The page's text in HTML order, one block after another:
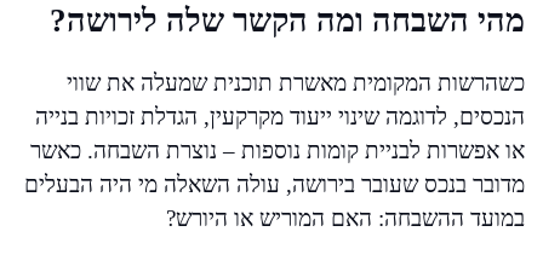
מהי השבחה ומה הקשר שלה לירושה?
כשהרשות המקומית מאשרת תוכנית שמעלה את שווי
הנכסים, לדוגמה שינוי ייעוד מקרקעין, הגדלת זכויות בנייה
או אפשרות לבניית קומות נוספות – נוצרת השבחה. כאשר
מדובר בנכס שעובר בירושה, עולה השאלה מי היה הבעלים
במועד ההשבחה: האם המוריש או היורש?